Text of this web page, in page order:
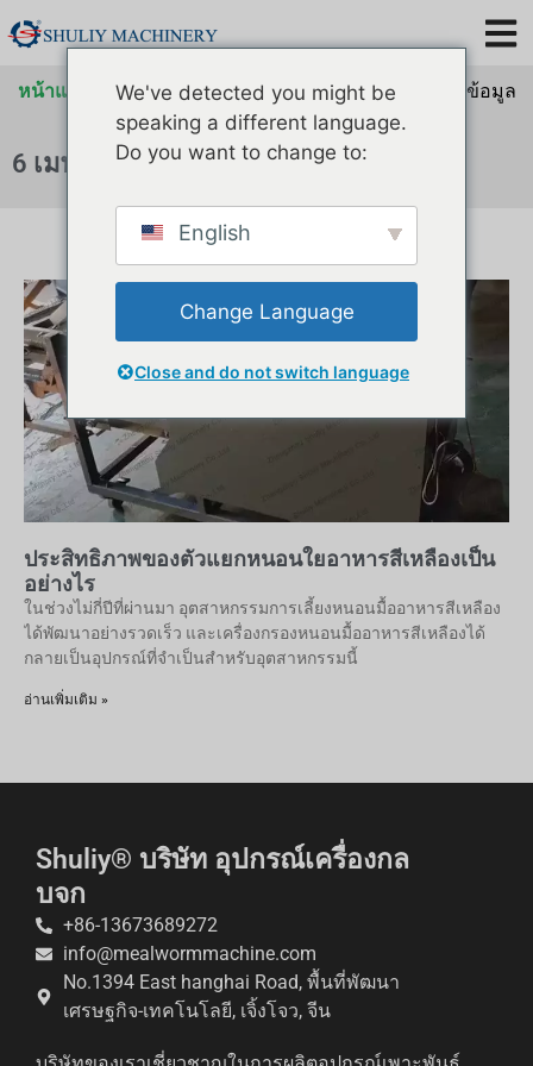
หน้าแรก คลังข้อมูลสำหรับ» คลังข้อมูลสำหรับ
คลังข้อมูล
สำหรับ
6 เมษายน 2566
ประสิทธิภาพของตัวแยกหนอนใยอาหารสีเหลืองเป็น
อย่างไร
ในช่วงไม่กี่ปีที่ผ่านมา อุตสาหกรรมการเลี้ยงหนอนมื้ออาหารสีเหลือง
ได้พัฒนาอย่างรวดเร็ว และเครื่องกรองหนอนมื้ออาหารสีเหลืองได้
กลายเป็นอุปกรณ์ที่จำเป็นสำหรับอุตสาหกรรมนี้
อ่านเพิ่มเติม »
Shuliy® บริษัท อุปกรณ์เครื่องกล
บจก
+86-13673689272
info@mealwormmachine.com
No.1394 East hanghai Road, พื้นที่พัฒนา
เศรษฐกิจ-เทคโนโลยี, เจิ้งโจว, จีน
We've detected you might be
speaking a different language.
Do you want to change to:
English
Change Language
Close and do not switch language